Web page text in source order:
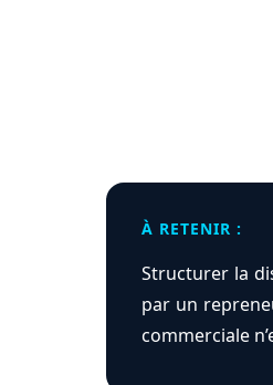
À RETENIR :
Structurer la
par un
commerciale